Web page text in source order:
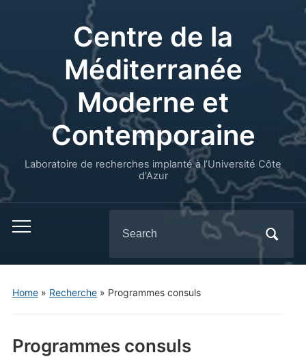
Centre de la
Méditerranée
Moderne et
Contemporaine
Laboratoire de recherches implanté à l’Université Côte
d'Azur
for:
Home» Recherche» Programmes consuls
Programmes consuls